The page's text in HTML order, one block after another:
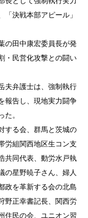
決戦本部アピール」
の田中康宏委員長が発
・民営化攻撃との闘い
夫弁護士は、強制執行
報告し、現地実力闘争
た。
する会、群馬と茨城の
労組関西地区生コン支
共同代表、動労水戸執
の星野暁子さん、婦人
政を革新する会の北島
野正幸書記長、関西労
住民の会、ユニオン習